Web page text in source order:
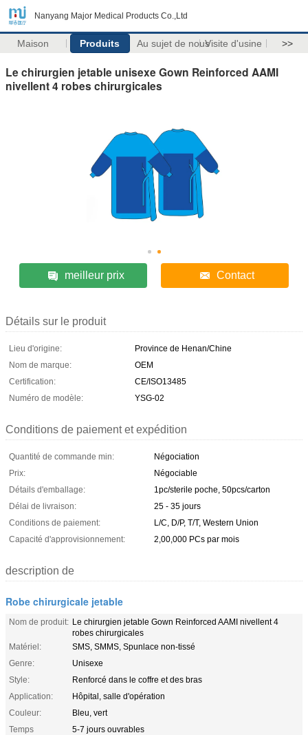
Nanyang Major Medical Products Co.,Ltd
Maison Produits Au sujet de nousVisite d'usine >>
Le chirurgien jetable unisexe Gown Reinforced AAMI
nivellent 4 robes chirurgicales
meilleur prix Contact
Détails sur le produit
Lieu d'origine:
Province de Henan/Chine
Nom de marque:
OEM
Certification:
CE/ISO13485
Numéro de modèle:
YSG-02
Conditions de paiement et expédition
Quantité de commande min:
Négociation
Prix:
Négociable
Détails d'emballage:
1pc/sterile poche, 50pcs/carton
Délai de livraison:
25 - 35 jours
Conditions de paiement:
L/C, D/P, T/T, Western Union
Capacité d'approvisionnement:
2,00,000 PCs par mois
description de
Robe chirurgicale jetable
Nom de produit: Le chirurgien jetable Gown Reinforced AAMI nivellent 4
robes chirurgicales
Matériel:
SMS, SMMS, Spunlace non-tissé
Genre:
Unisexe
Style:
Renforcé dans le coffre et des bras
Application:
Hôpital, salle d'opération
Couleur:
Bleu, vert
Temps
5-7 jours ouvrables